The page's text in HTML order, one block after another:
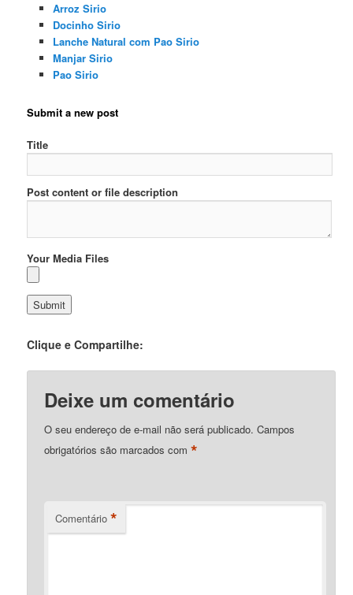
Arroz Sirio
Docinho Sirio
Lanche Natural com Pao Sirio
Manjar Sirio
Pao Sirio
Submit a new post
Title
Post content or file description
Your Media Files
Clique e Compartilhe:
Deixe um comentário
O seu endereço de e-mail não será publicado. Campos
obrigatórios são marcados com*
Comentário *